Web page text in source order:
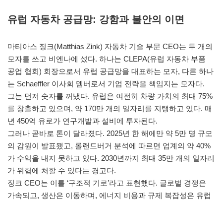
유럽 자동차 공급망: 강함과 불안의 이면
마티아스 징크(Matthias Zink) 자동차 기술 부문 CEO는 두 개의
모자를 쓰고 비엔나에 섰다. 하나는 CLEPA(유럽 자동차 부품
공업 협회) 회장으로서 유럽 공급망을 대표하는 모자, 다른 하나
는 Schaeffler 이사회 멤버로서 기업 전략을 책임지는 모자다.
그는 먼저 숫자를 꺼냈다. 유럽은 여전히 차량 가치의 최대 75%
를 창출하고 있으며, 약 170만 개의 일자리를 지탱하고 있다. 매
년 450억 유로가 연구개발과 설비에 투자된다.
그러나 곧바로 톤이 달라졌다. 2025년 한 해에만 약 5만 명 규모
의 감원이 발표됐고, 롤랜드버거 분석에 따르면 업계의 약 40%
가 수익을 내지 못하고 있다. 2030년까지 최대 35만 개의 일자리
가 위험에 처할 수 있다는 경고다.
징크 CEO는 이를 ‘구조적 기로’라고 표현했다. 글로벌 경쟁은
가속되고, 생산은 이동하며, 에너지 비용과 규제 복잡성은 유럽